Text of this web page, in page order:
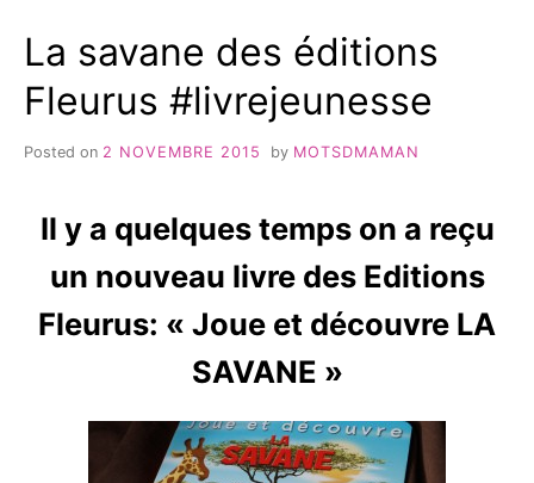
EDITIONS
FLEURUS
La savane des éditions
Fleurus #livrejeunesse
Posted on 2 NOVEMBRE 2015 by MOTSDMAMAN
Il y a quelques temps on a reçu
un nouveau livre des Editions
Fleurus: « Joue et découvre LA
SAVANE »